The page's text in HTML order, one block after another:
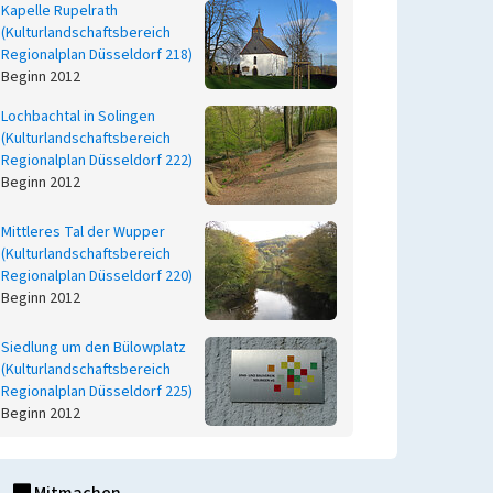
Kapelle Rupelrath
(Kulturlandschaftsbereich
Regionalplan Düsseldorf 218)
Beginn 2012
Lochbachtal in Solingen
(Kulturlandschaftsbereich
Regionalplan Düsseldorf 222)
Beginn 2012
Mittleres Tal der Wupper
(Kulturlandschaftsbereich
Regionalplan Düsseldorf 220)
Beginn 2012
Siedlung um den Bülowplatz
(Kulturlandschaftsbereich
Regionalplan Düsseldorf 225)
Beginn 2012